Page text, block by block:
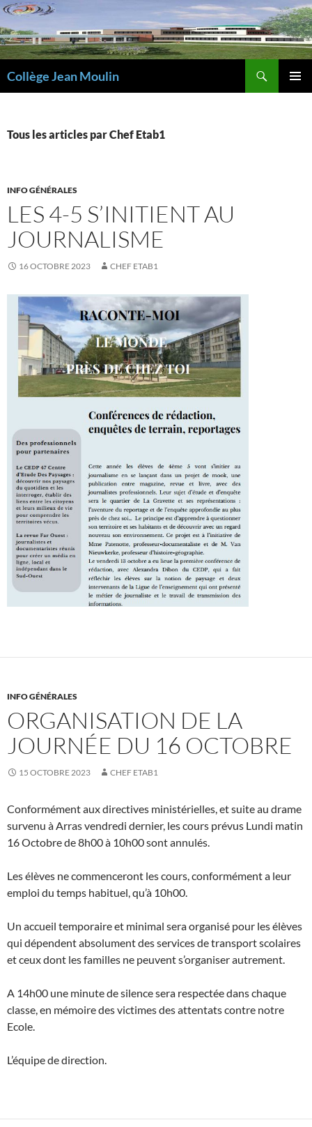
Aller
au
contenu
Collège Jean Moulin
Tous les articles par Chef Etab1
INFO GÉNÉRALES
LES 4-5 S’INITIENT AU
JOURNALISME
16 OCTOBRE 2023 CHEF ETAB1
INFO GÉNÉRALES
ORGANISATION DE LA
JOURNÉE DU 16 OCTOBRE
15 OCTOBRE 2023 CHEF ETAB1
Conformément aux directives ministérielles, et suite au drame
survenu à Arras vendredi dernier, les cours prévus Lundi matin
16 Octobre de 8h00 à 10h00 sont annulés.
Les élèves ne commenceront les cours, conformément a leur
emploi du temps habituel, qu’à 10h00.
Un accueil temporaire et minimal sera organisé pour les élèves
qui dépendent absolument des services de transport scolaires
et ceux dont les familles ne peuvent s’organiser autrement.
A 14h00 une minute de silence sera respectée dans chaque
classe, en mémoire des victimes des attentats contre notre
Ecole.
L’équipe de direction.